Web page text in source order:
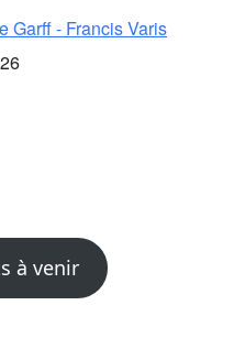
Garff - Francis Varis
à venir